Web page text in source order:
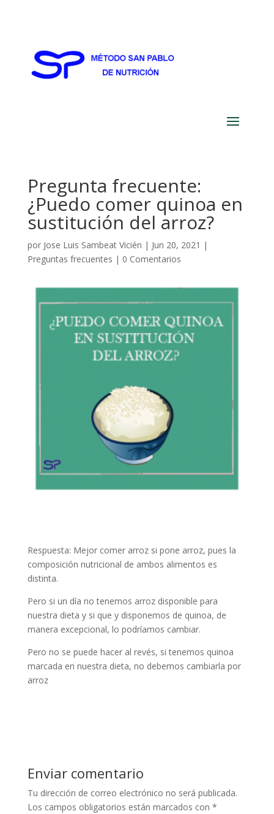
Pregunta frecuente:
¿Puedo comer quinoa en
sustitución del arroz?
por Jose Luis Sambeat Vicién | Jun 20, 2021 |
Preguntas frecuentes | 0 Comentarios
Respuesta: Mejor comer arroz si pone arroz, pues la
composición nutricional de ambos alimentos es
distinta.
Pero si un día no tenemos arroz disponible para
nuestra dieta y si que y disponemos de quinoa, de
manera excepcional, lo podríamos cambiar.
Pero no se puede hacer al revés, si tenemos quinoa
marcada en nuestra dieta, no debemos cambiarla por
arroz
Enviar comentario
Tu dirección de correo electrónico no será publicada.
Los campos obligatorios están marcados con *